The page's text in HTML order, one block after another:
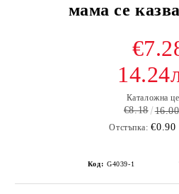
мама се
Каталожна
€8.18
Отстъпка: €0.90
Код: G4039-1